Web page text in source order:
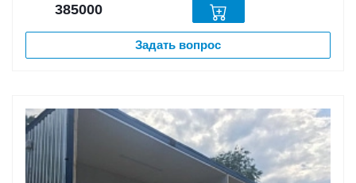
385000
Задать вопрос